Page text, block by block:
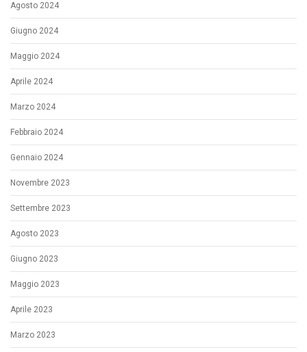
Agosto 2024
Giugno 2024
Maggio 2024
Aprile 2024
Marzo 2024
Febbraio 2024
Gennaio 2024
Novembre 2023
Settembre 2023
Agosto 2023
Giugno 2023
Maggio 2023
Aprile 2023
Marzo 2023